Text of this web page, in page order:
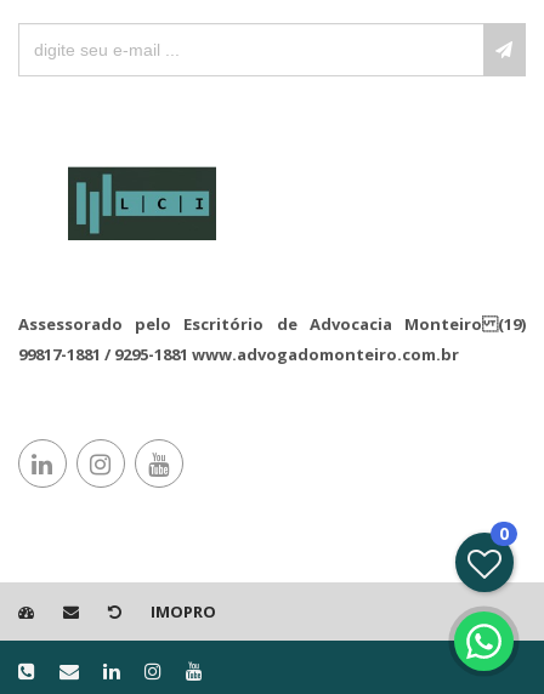
Assessorado pelo Escritório de Advocacia Monteiro (19)
99817-1881 / 9295-1881 www.advogadomonteiro.com.br
IMOPRO
0